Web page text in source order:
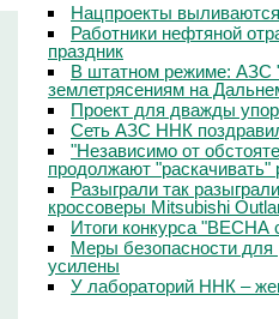
Нацпроекты
Работники нефтяной
праздник
В штатном режиме: АЗС
землетрясениям на
Проект для дважды
Сеть АЗС ННК
"Независимо от
продолжают
Разыграли так
кроссоверы Mitsubishi
Итоги конкурса
Меры безопасности
усилены
У лабораторий ННК –